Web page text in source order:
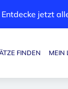
jetzt
Haupt-
FINDEN MEIN